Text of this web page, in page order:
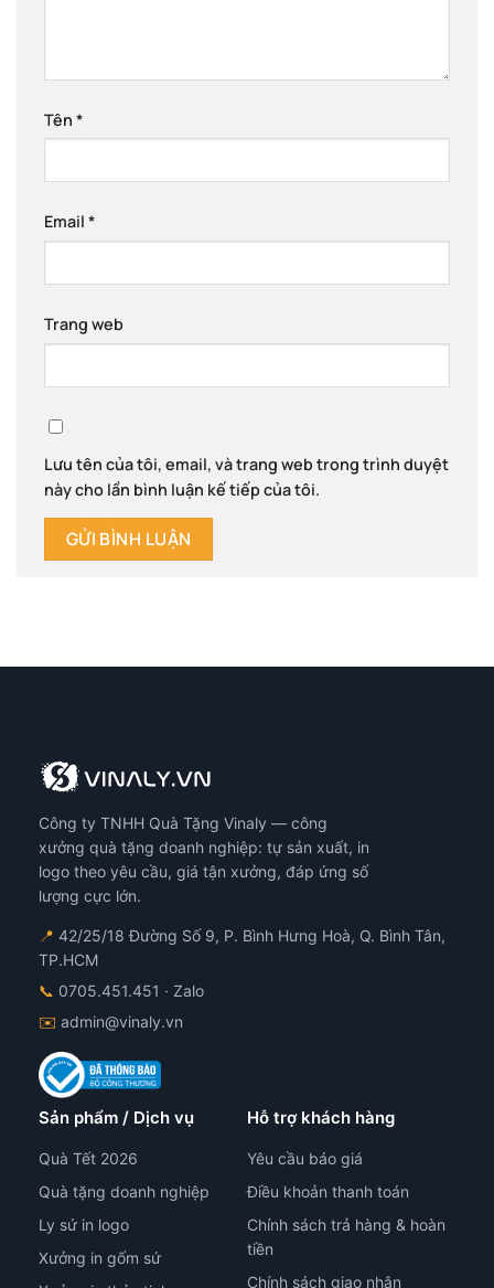
Tên *
Email *
Trang web
Lưu tên của tôi, email, và trang web trong trình duyệt
này cho lần bình luận kế tiếp của tôi.
Công ty TNHH Quà Tặng Vinaly — công
xưởng quà tặng doanh nghiệp: tự sản xuất, in
logo theo yêu cầu, giá tận xưởng, đáp ứng số
lượng cực lớn.
📍 42/25/18 Đường Số 9, P. Bình Hưng Hoà, Q. Bình Tân,
TP.HCM
📞 0705.451.451 · Zalo
✉️ admin@vinaly.vn
Sản phẩm / Dịch vụ
Quà Tết 2026
Quà tặng doanh nghiệp
Ly sứ in logo
Xưởng in gốm sứ
Hỗ trợ khách hàng
Yêu cầu báo giá
Điều khoản thanh toán
Chính sách trả hàng & hoàn
tiền
Chính sách giao nhận